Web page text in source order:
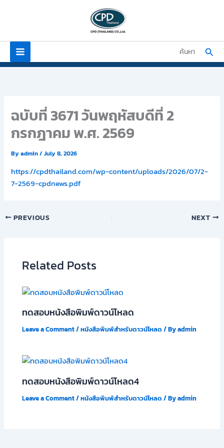
ค้นหา
ฉบับที่ 3671 วันพฤหัสบดีที่ 2
กรกฎาคม พ.ศ. 2569
Byadmin/July 8, 2026
https://cpdthailand.com/wp-content/uploads/2026/07/2-
7-2569-cpdnews.pdf
PREVIOUS NEXT
Related Posts
ทดสอบหนังสือพิมพ์ดาวน์โหลด
Leave a Comment/หนังสือพิมพ์สำหรับดาวน์โหลด / Byadmin
ทดสอบหนังสือพิมพ์ดาวน์โหลด4
Leave a Comment/หนังสือพิมพ์สำหรับดาวน์โหลด / Byadmin